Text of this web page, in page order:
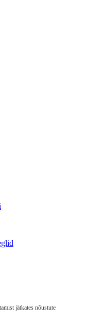
jätkates nõustute